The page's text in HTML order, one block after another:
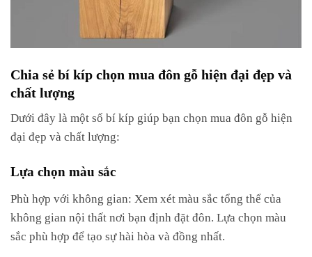
Chia sẻ bí kíp chọn mua đôn gỗ hiện đại đẹp và
chất lượng
Dưới đây là một số bí kíp giúp bạn chọn mua đôn gỗ hiện
đại đẹp và chất lượng:
Lựa chọn màu sắc
Phù hợp với không gian: Xem xét màu sắc tổng thể của
không gian nội thất nơi bạn định đặt đôn. Lựa chọn màu
sắc phù hợp để tạo sự hài hòa và đồng nhất.